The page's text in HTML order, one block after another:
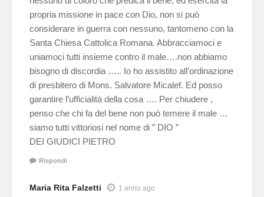
propria missione in pace con Dio, non si può
considerare in guerra con nessuno, tantomeno con la
Santa Chiesa Cattolica Romana. Abbracciamoci e
uniamoci tutti insieme contro il male….non abbiamo
bisogno di discordia ….. Io ho assistito all’ordinazione
di presbitero di Mons. Salvatore Micalef. Ed posso
garantire l’ufficialità della cosa …. Per chiudere ,
penso che chi fa del bene non può temere il male …
siamo tutti vittoriosi nel nome di ” DIO ”
DEI GIUDICI PIETRO
Rispondi
Maria Rita Falzetti 1 anno ago